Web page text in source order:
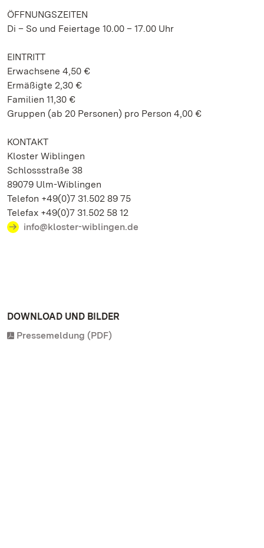
ÖFFNUNGSZEITEN
Di – So und Feiertage 10.00 – 17.00 Uhr
EINTRITT
Erwachsene 4,50 €
Ermäßigte 2,30 €
Familien 11,30 €
Gruppen (ab 20 Personen) pro Person 4,00 €
KONTAKT
Kloster Wiblingen
Schlossstraße 38
89079 Ulm-Wiblingen
Telefon +49(0)7 31.502 89 75
Telefax +49(0)7 31.502 58 12
info@kloster-wiblingen.de
DOWNLOAD UND BILDER
Pressemeldung (PDF)